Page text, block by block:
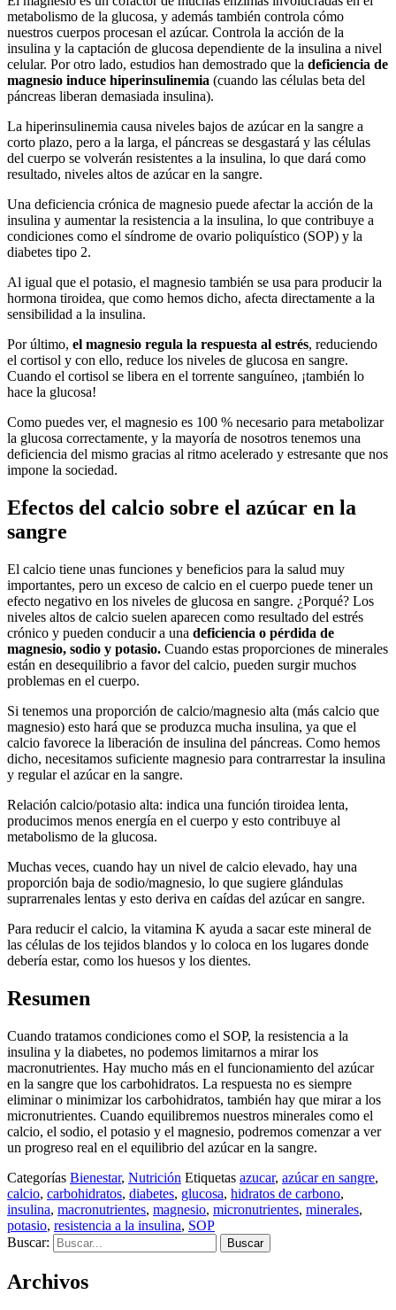
metabolismo de la glucosa, y además también controla cómo
nuestros cuerpos procesan el azúcar. Controla la acción de la
insulina y la captación de glucosa dependiente de la insulina a nivel
celular. Por otro lado, estudios han demostrado que la deficiencia de
magnesio induce hiperinsulinemia (cuando las células beta del
páncreas liberan demasiada insulina).
La hiperinsulinemia causa niveles bajos de azúcar en la sangre a
corto plazo, pero a la larga, el páncreas se desgastará y las células
del cuerpo se volverán resistentes a la insulina, lo que dará como
resultado, niveles altos de azúcar en la sangre.
Una deficiencia crónica de magnesio puede afectar la acción de la
insulina y aumentar la resistencia a la insulina, lo que contribuye a
condiciones como el síndrome de ovario poliquístico (SOP) y la
diabetes tipo 2.
Al igual que el potasio, el magnesio también se usa para producir la
hormona tiroidea, que como hemos dicho, afecta directamente a la
sensibilidad a la insulina.
Por último, el magnesio regula la respuesta al estrés, reduciendo
el cortisol y con ello, reduce los niveles de glucosa en sangre.
Cuando el cortisol se libera en el torrente sanguíneo, ¡también lo
hace la glucosa!
Como puedes ver, el magnesio es 100 % necesario para metabolizar
la glucosa correctamente, y la mayoría de nosotros tenemos una
deficiencia del mismo gracias al ritmo acelerado y estresante que nos
impone la sociedad.
Efectos del calcio sobre el azúcar en la
sangre
El calcio tiene unas funciones y beneficios para la salud muy
importantes, pero un exceso de calcio en el cuerpo puede tener un
efecto negativo en los niveles de glucosa en sangre. ¿Porqué? Los
niveles altos de calcio suelen aparecen como resultado del estrés
crónico y pueden conducir a una deficiencia o pérdida de
magnesio, sodio y potasio. Cuando estas proporciones de minerales
están en desequilibrio a favor del calcio, pueden surgir muchos
problemas en el cuerpo.
Si tenemos una proporción de calcio/magnesio alta (más calcio que
magnesio) esto hará que se produzca mucha insulina, ya que el
calcio favorece la liberación de insulina del páncreas. Como hemos
dicho, necesitamos suficiente magnesio para contrarrestar la insulina
y regular el azúcar en la sangre.
Relación calcio/potasio alta: indica una función tiroidea lenta,
producimos menos energía en el cuerpo y esto contribuye al
metabolismo de la glucosa.
Muchas veces, cuando hay un nivel de calcio elevado, hay una
proporción baja de sodio/magnesio, lo que sugiere glándulas
suprarrenales lentas y esto deriva en caídas del azúcar en sangre.
Para reducir el calcio, la vitamina K ayuda a sacar este mineral de
las células de los tejidos blandos y lo coloca en los lugares donde
debería estar, como los huesos y los dientes.
Resumen
Cuando tratamos condiciones como el SOP, la resistencia a la
insulina y la diabetes, no podemos limitarnos a mirar los
macronutrientes. Hay mucho más en el funcionamiento del azúcar
en la sangre que los carbohidratos. La respuesta no es siempre
eliminar o minimizar los carbohidratos, también hay que mirar a los
micronutrientes. Cuando equilibremos nuestros minerales como el
calcio, el sodio, el potasio y el magnesio, podremos comenzar a ver
un progreso real en el equilibrio del azúcar en la sangre.
Categorías Bienestar, Nutrición Etiquetas azucar, azúcar en sangre,
calcio, carbohidratos, diabetes, glucosa, hidratos de carbono,
insulina, macronutrientes, magnesio, micronutrientes, minerales,
potasio, resistencia a la insulina, SOP
Buscar:
Archivos